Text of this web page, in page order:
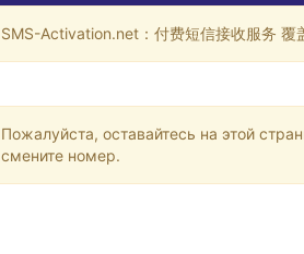
SMS-Activation.net：付费短信接收服务
Пожалуйста, оставайтесь на этой
смените номер.